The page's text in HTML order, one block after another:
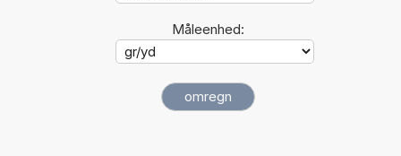
Måleenhed: